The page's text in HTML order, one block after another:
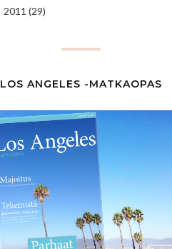
2011 (29)
LOS ANGELES -MATKAOPAS